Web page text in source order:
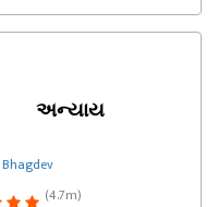
અન્યાય
(4.7m)